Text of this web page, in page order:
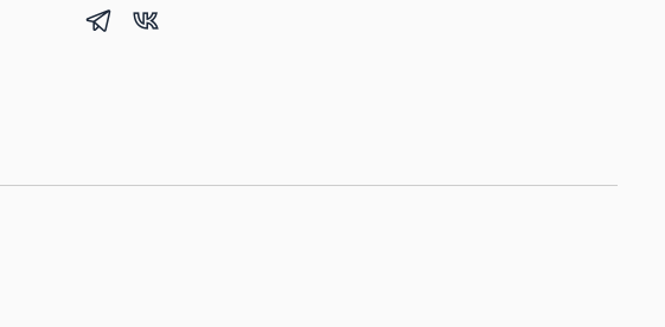
куртке уникальность и изысканность, идеально впишется в